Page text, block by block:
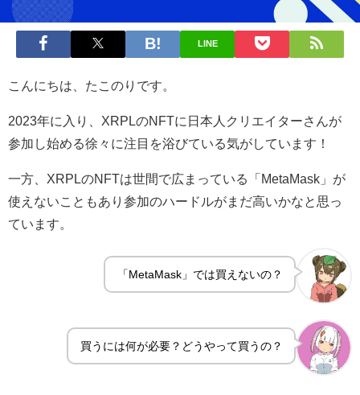
LINE
こんにちは、たこのりです。
2023年に入り、XRPLのNFTに日本人クリエイターさんが
参加し始める徐々に注目を浴びている気がしています！
一方、XRPLのNFTは世間で広まっている「MetaMask」が
使えないこともあり参加のハードルがまだ高いかなと思っ
ています。
「MetaMask」では買えないの？
買うには何が必要？どうやって買うの？